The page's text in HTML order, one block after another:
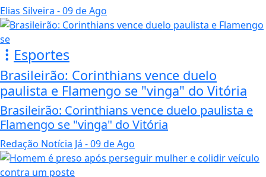
Elias Silveira - 09 de Ago
Esportes
Brasileirão: Corinthians vence duelo
paulista e Flamengo se "vinga" do Vitória
Brasileirão: Corinthians vence duelo paulista e
Flamengo se "vinga" do Vitória
Redação Notícia Já - 09 de Ago